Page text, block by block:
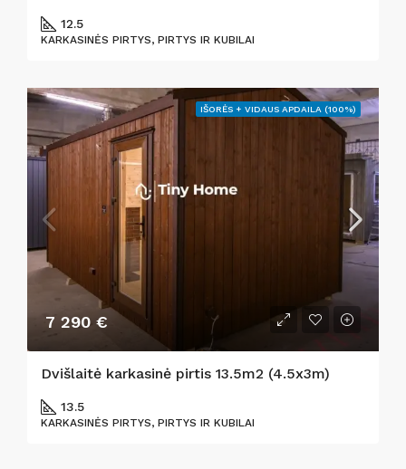
12.5
KARKASINĖS PIRTYS, PIRTYS IR KUBILAI
IŠORĖS + VIDAUS APDAILA (100%)
7 290 €
Dvišlaitė karkasinė pirtis 13.5m2 (4.5x3m)
13.5
KARKASINĖS PIRTYS, PIRTYS IR KUBILAI